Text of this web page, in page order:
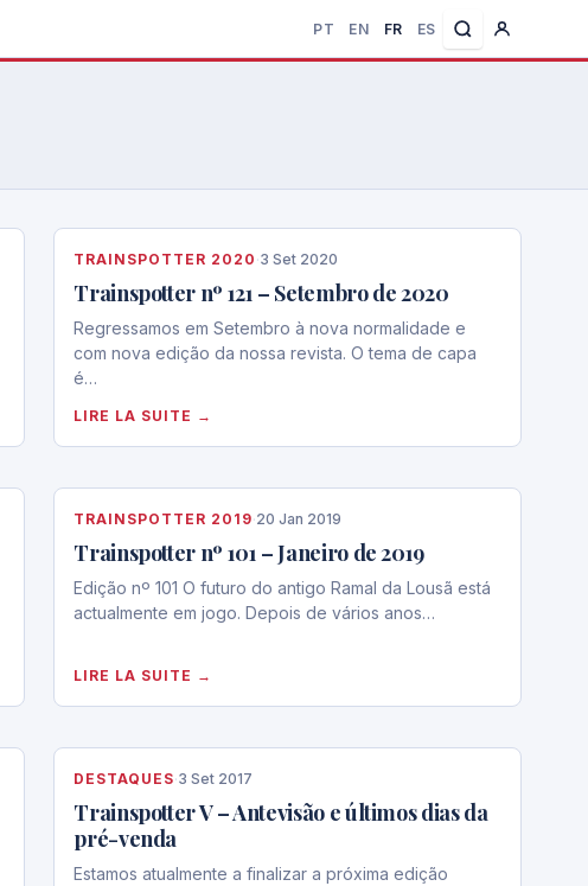
PT EN FR ES
TRAINSPOTTER 2020 ·3 Set 2020
Trainspotter nº 121 – Setembro de 2020
Regressamos em Setembro à nova normalidade e
com nova edição da nossa revista. O tema de capa
é…
LIRE LA SUITE →
TRAINSPOTTER 2019·20 Jan 2019
Trainspotter nº 101 – Janeiro de 2019
Edição nº 101 O futuro do antigo Ramal da Lousã está
actualmente em jogo. Depois de vários anos…
LIRE LA SUITE →
DESTAQUES·3 Set 2017
Trainspotter V – Antevisão e últimos dias da
pré-venda
Estamos atualmente a finalizar a próxima edição